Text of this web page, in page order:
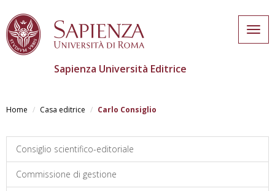
main
Sapienza Università Editrice
Home Casa editrice Carlo Consiglio
Consiglio scientifico-editoriale
Commissione di gestione